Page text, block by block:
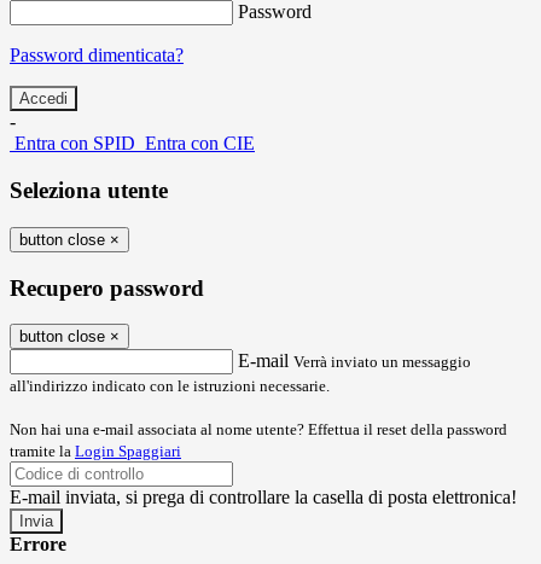
Password
Password dimenticata?
-
Entra con SPID Entra con CIE
Seleziona utente
button close ×
Recupero password
button close ×
E-mail Verrà inviato un messaggio
all'indirizzo indicato con le istruzioni necessarie.
Non hai una e-mail associata al nome utente? Effettua il reset della password
tramite la Login Spaggiari
E-mail inviata, si prega di controllare la casella di posta elettronica!
Errore